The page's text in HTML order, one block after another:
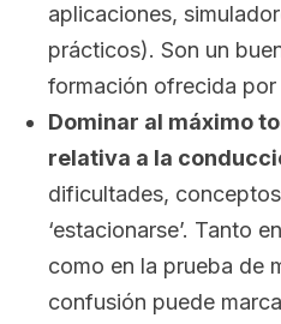
aplicaciones,
prácticos). Son un
formación ofrecida por
Dominar al máximo
relativa a la
dificultades, conceptos
‘estacionarse’. Tanto
como en la prueba de
confusión puede